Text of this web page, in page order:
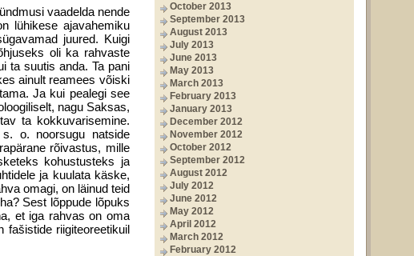
October 2013
September 2013
August 2013
July 2013
June 2013
May 2013
March 2013
February 2013
January 2013
December 2012
November 2012
October 2012
September 2012
August 2012
July 2012
June 2012
May 2012
April 2012
March 2012
February 2012
vaadelda nende
lühikese ajavahemiku
juured. Kuigi
oli ka rahvaste
ta suutis anda. Ta pani
ainult reamees võiski
Ja kui pea­legi see
nagu Saksas,
ta kokkuvarisemine.
o. noorsugu natside
rõivastus, mille
kohustusteks ja
ja kuulata käske,
omagi, on läinud teid
Sest lõppude lõpuks
et iga rahvas on oma
fašistide riigiteoreetikuil